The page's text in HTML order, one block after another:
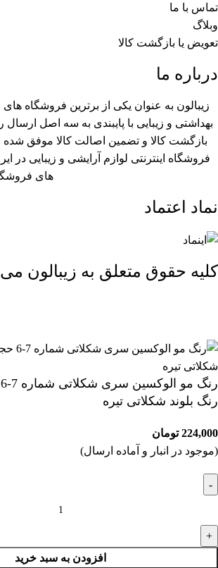
تماس با ما
وبلاگ
تعویض یا بازگشت کالا
درباره ما
زیبالون به عنوان یکی از برترین فروشگاه های
بازگشت کالا و تضمین اصالت کالا موفق
فروشگاه اینترنتی لوازم آرایشی و زیبایی در
های
نماد اعتماد
کلیه حقوق متعلق به زیبالون
رنگ بلوند شکلاتی تیره
224,000 تومان
(موجود در انبار و آماده ارسال)
افزودن به سبد خرید